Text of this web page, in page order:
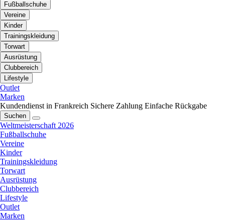
Fußballschuhe
Vereine
Kinder
Trainingskleidung
Torwart
Ausrüstung
Clubbereich
Lifestyle
Outlet
Marken
Kundendienst in Frankreich Sichere Zahlung Einfache Rückgabe
Suchen
Weltmeisterschaft 2026
Fußballschuhe
Vereine
Kinder
Trainingskleidung
Torwart
Ausrüstung
Clubbereich
Lifestyle
Outlet
Marken